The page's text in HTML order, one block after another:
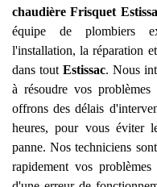
chaudière Frisquet
équipe de plombiers
l'installation, la réparation
dans toutEstissac. Nous
à résoudre vos
offrons des délais
heures, pour vous éviter
panne. Nos techniciens
rapidement vos